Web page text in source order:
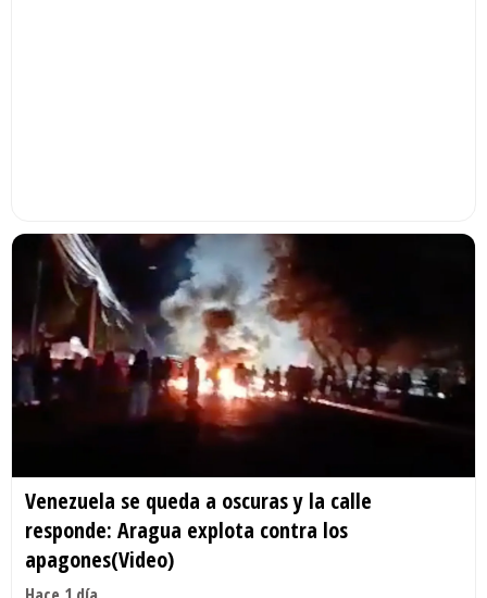
Venezuela se queda a oscuras y la calle
responde: Aragua explota contra los
apagones(Video)